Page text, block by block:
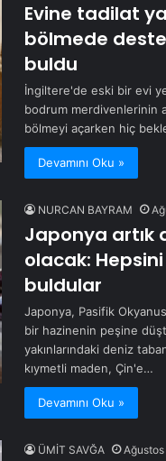
Evine tadilat
bölmede
buldu
İngiltere'de eski bir evi
bodrum merdivenlerinin
bölmeyi açarken hiç
Devamını Oku »
NURCAN BAYRAM
Japonya artık
olacak:
buldular
Japonya, Pasifik
bir hazinenin peşine
yakınlarındaki deniz
kıymetli maden, Çin'e…
Devamını Oku »
ÜMİT SAVĞA